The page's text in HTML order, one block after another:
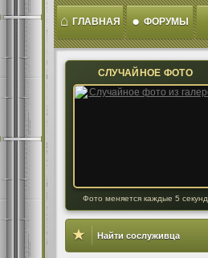
⌂ ГЛАВНАЯ ● ФОРУМЫ
СЛУЧАЙНОЕ ФОТО
Фото меняется каждые 5 секунд
★ Найти сослуживца